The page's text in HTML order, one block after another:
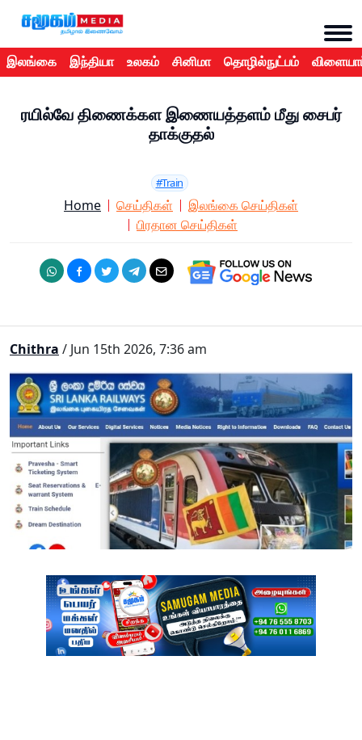
இலங்கை இந்தியா உலகம் சினிமா தொழில்நுட்பம்
ரயில்வே திணைக்கள இணையத்தளம் மீது சைபர்
தாக்குதல்
#Train
Home செய்திகள்
இலங்கை செய்திகள்
பிரதான செய்திகள்
Chithra / Jun 15th 2026, 7:36 am